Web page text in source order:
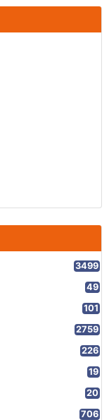
3499
49
101
2759
226
19
20
706